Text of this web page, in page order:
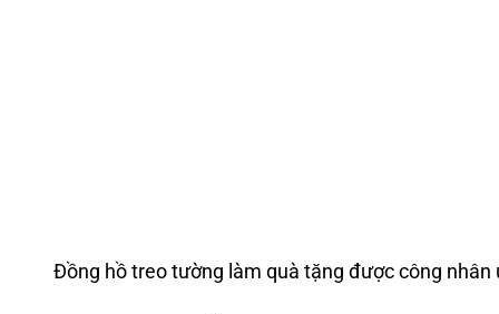
Đồng hồ treo tường làm quà tặng được công nhân